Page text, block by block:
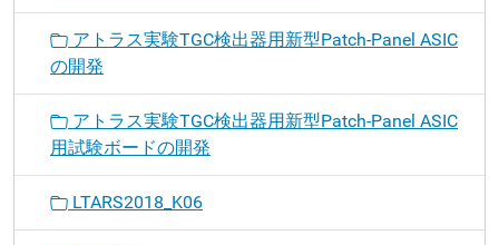
アトラス実験TGC検出器用新型Patch-Panel ASIC
の開発
アトラス実験TGC検出器用新型Patch-Panel ASIC
用試験ボードの開発
LTARS2018_K06